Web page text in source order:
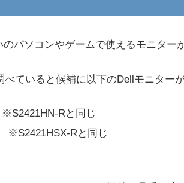
パソコンやゲームで使えるモニター
べていると候補に以下のDellモニターが
Rと同じ
※S2421HSX-Rと同じ